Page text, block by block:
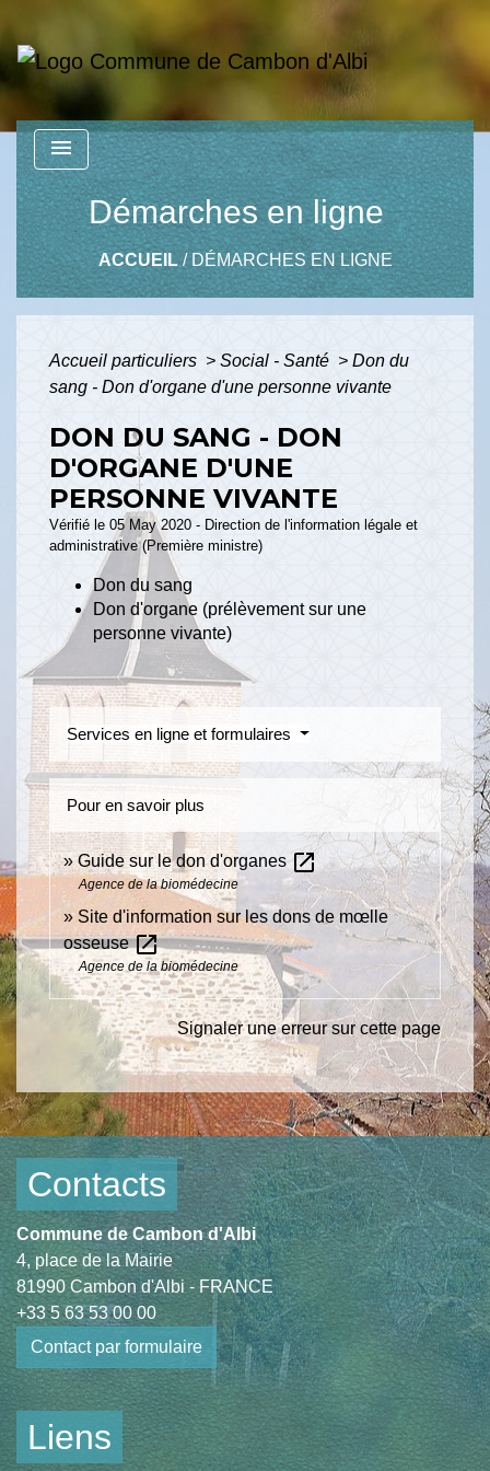
menu
Démarches en ligne
ACCUEIL/DÉMARCHES EN LIGNE
Accueil particuliers > Social - Santé > Don du
sang - Don d'organe d'une personne vivante
DON DU SANG - DON
D'ORGANE D'UNE
PERSONNE VIVANTE
Vérifié le 05 May 2020 - Direction de l'information légale et
administrative (Première ministre)
Don du sang
Don d'organe (prélèvement sur une
personne vivante)
Services en ligne et formulaires
Pour en savoir plus
Guide sur le don d'organes open_in_new
Agence de la biomédecine
Site d'information sur les dons de mœlle
osseuseopen_in_new
Agence de la biomédecine
Signaler une erreur sur cette page
Contacts
Commune de Cambon d'Albi
4, place de la Mairie
81990 Cambon d'Albi - FRANCE
+33 5 63 53 00 00
Contact par formulaire
Liens